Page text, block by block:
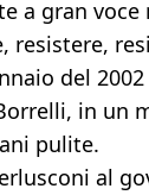
a gran voce
resistere,
del
in un
pulite.
al